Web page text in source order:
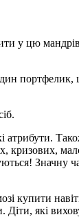
у цю
атрибути.
кризових,
Значну
купити
Діти, які